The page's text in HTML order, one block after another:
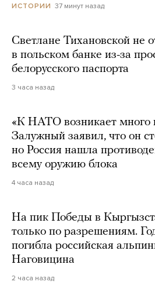
ИСТОРИИ 37 минут назад
Светлане Тихановской не
в польском банке из-за
белорусского паспорта
3 часа назад
«К НАТО возникает много
Залужный заявил, что он
но Россия нашла
всему оружию блока
4 часа назад
На пик Победы в
только по разрешениям.
погибла российская
Наговицина
2 часа назад